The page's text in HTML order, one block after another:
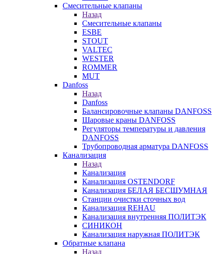
Смесительные клапаны
Назад
Смесительные клапаны
ESBE
STOUT
VALTEC
WESTER
ROMMER
MUT
Danfoss
Назад
Danfoss
Балансировочные клапаны DANFOSS
Шаровые краны DANFOSS
Регуляторы температуры и давления
DANFOSS
Трубопроводная арматура DANFOSS
Канализация
Назад
Канализация
Канализация OSTENDORF
Канализация БЕЛАЯ БЕСШУМНАЯ
Станции очистки сточных вод
Канализация REHAU
Канализация внутренняя ПОЛИТЭК
СИНИКОН
Канализация наружная ПОЛИТЭК
Обратные клапана
Назад